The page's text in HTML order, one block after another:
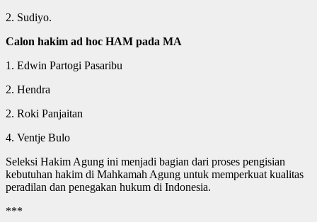
2. Sudiyo.
Calon hakim ad hoc HAM pada MA
1. Edwin Partogi Pasaribu
2. Hendra
2. Roki Panjaitan
4. Ventje Bulo
Seleksi Hakim Agung ini menjadi bagian dari proses pengisian
kebutuhan hakim di Mahkamah Agung untuk memperkuat kualitas
peradilan dan penegakan hukum di Indonesia.
***